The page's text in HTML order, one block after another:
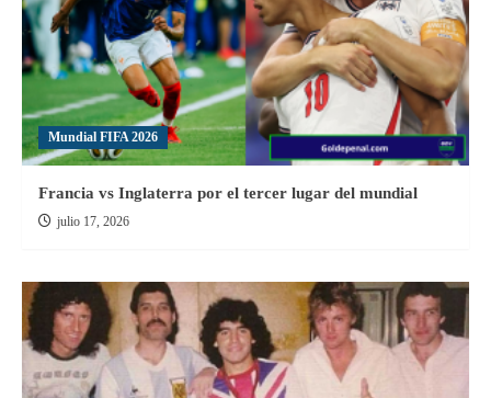
Mundial FIFA 2026
Francia vs Inglaterra por el tercer lugar del mundial
julio 17, 2026